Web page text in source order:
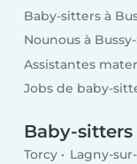
Baby-sitters à
Nounous à
Assistantes
Jobs de baby-
Baby-
Torcy Lagny-